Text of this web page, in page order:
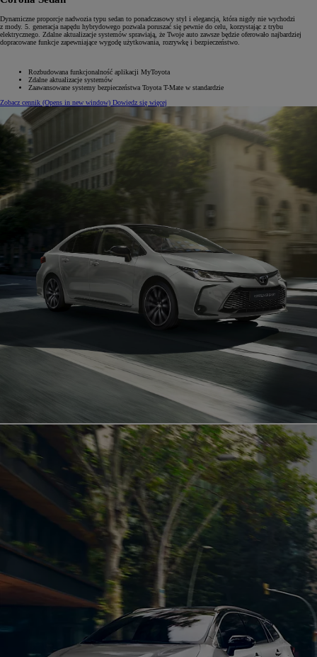
Dynamiczne proporcje nadwozia typu sedan to ponadczasowy styl i elegancja, która nigdy nie wychodzi
z mody. 5. generacja napędu hybrydowego pozwala poruszać się pewnie do celu, korzystając z trybu
elektrycznego. Zdalne aktualizacje systemów sprawiają, że Twoje auto zawsze będzie oferowało najbardziej
dopracowane funkcje zapewniające wygodę użytkowania, rozrywkę i bezpieczeństwo.
Rozbudowana funkcjonalność aplikacji MyToyota
Zdalne aktualizacje systemów
Zaawansowane systemy bezpieczeństwa Toyota T-Mate w standardzie
Zobacz cennik (Opens in new window) Dowiedz się więcej